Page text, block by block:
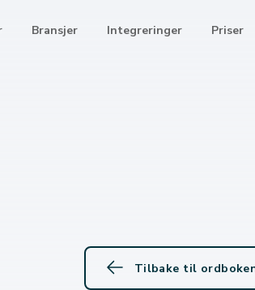
Bransjer Integreringer Priser
Tilbake til